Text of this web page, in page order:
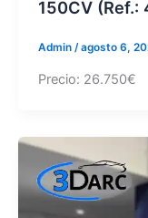
150CV (Ref.:
Admin /agosto 6,
Precio: 26.750€